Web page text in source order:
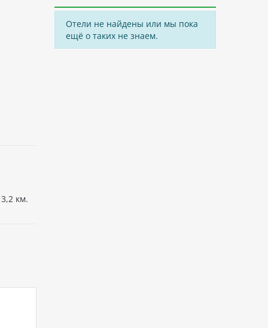
км.
Отели не найдены или мы пока
ещё о таких не знаем.